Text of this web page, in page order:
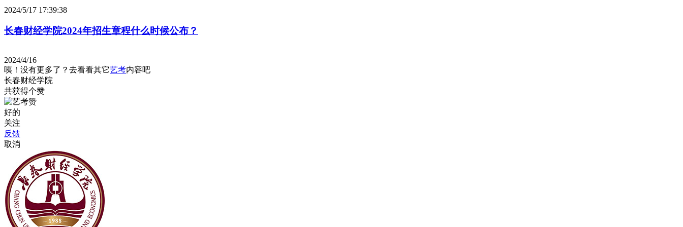
2024/5/17 17:39:38
长春财经学院2024年招生章程什么时候公布？
2024/4/16
咦！没有更多了？去看看其它艺考内容吧
长春财经学院
共获得个赞
好的
关注
反馈
取消